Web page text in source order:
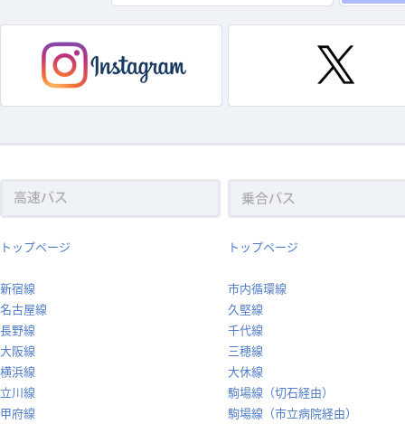
トップページ
新宿線
名古屋線
長野線
大阪線
横浜線
立川線
甲府線
トップページ
市内循環線
久堅線
千代線
三穂線
大休線
駒場線（切石経由）
駒場線（市立病院経由）